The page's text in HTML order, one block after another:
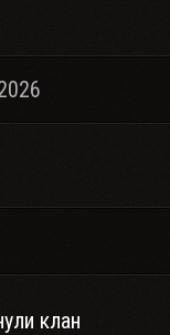
клан